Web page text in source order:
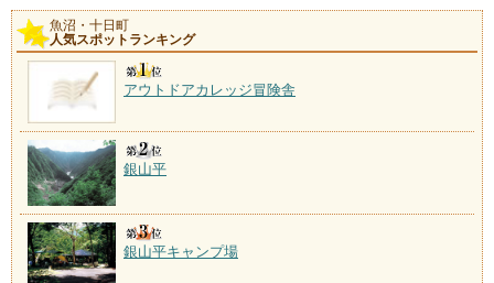
魚沼・十日町
人気スポットランキング
アウトドアカレッジ冒険舎
銀山平
銀山平キャンプ場